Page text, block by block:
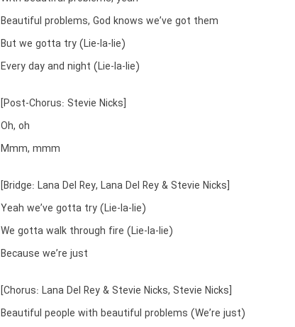
Beautiful problems, God knows we’ve got them
But we gotta try (Lie-la-lie)
Every day and night (Lie-la-lie)
[Post-Chorus: Stevie Nicks]
Oh, oh
Mmm, mmm
[Bridge: Lana Del Rey, Lana Del Rey & Stevie Nicks]
Yeah we’ve gotta try (Lie-la-lie)
We gotta walk through fire (Lie-la-lie)
Because we’re just
[Chorus: Lana Del Rey & Stevie Nicks, Stevie Nicks]
Beautiful people with beautiful problems (We’re just)